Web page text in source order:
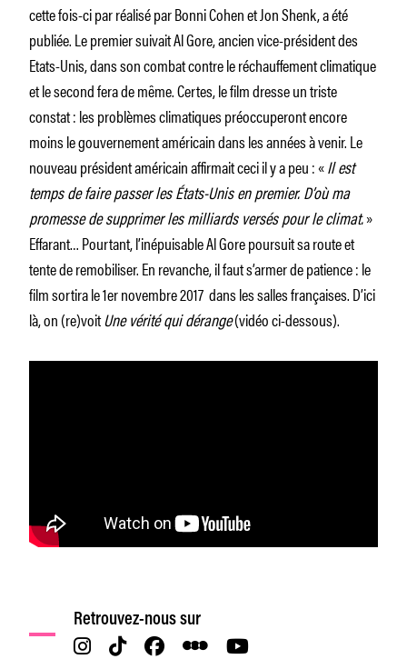
cette fois-ci par réalisé par Bonni Cohen et Jon Shenk, a été
publiée. Le premier suivait Al Gore, ancien vice-président des
Etats-Unis, dans son combat contre le réchauffement climatique
et le second fera de même. Certes, le film dresse un triste
constat : les problèmes climatiques préoccuperont encore
moins le gouvernement américain dans les années à venir. Le
nouveau président américain affirmait ceci il y a peu : «Il est
temps de faire passer les États-Unis en premier. D’où ma
promesse de supprimer les milliards versés pour le climat.»
Effarant… Pourtant, l’inépuisable Al Gore poursuit sa route et
tente de remobiliser. En revanche, il faut s’armer de patience : le
film sortira le 1er novembre 2017 dans les salles françaises. D’ici
là, on (re)voitUne vérité qui dérange(vidéo ci-dessous).
Retrouvez-nous sur